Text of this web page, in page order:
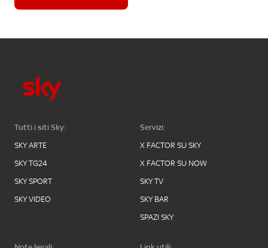
Tutti i siti Sky:
SKY ARTE
SKY TG24
SKY SPORT
SKY VIDEO
Servizi:
X FACTOR SU SKY
X FACTOR SU NOW
SKY TV
SKY BAR
SPAZI SKY